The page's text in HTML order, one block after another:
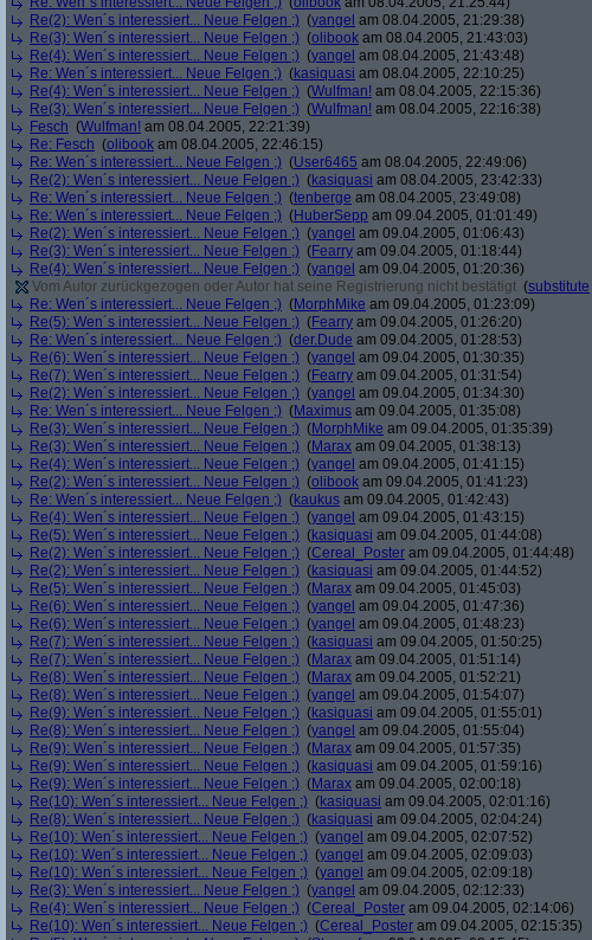
Re(2): Wen´s interessiert... Neue Felgen ;) (yangel am 08.04.2005, 21:29:38)
Re(3): Wen´s interessiert... Neue Felgen ;) (olibook am 08.04.2005, 21:43:03)
Re(4): Wen´s interessiert... Neue Felgen ;) (yangel am 08.04.2005, 21:43:48)
Re: Wen´s interessiert... Neue Felgen ;) (kasiquasi am 08.04.2005, 22:10:25)
Re(4): Wen´s interessiert... Neue Felgen ;) (Wulfman! am 08.04.2005, 22:15:36)
Re(3): Wen´s interessiert... Neue Felgen ;) (Wulfman! am 08.04.2005, 22:16:38)
Fesch (Wulfman! am 08.04.2005, 22:21:39)
Re: Fesch (olibook am 08.04.2005, 22:46:15)
Re: Wen´s interessiert... Neue Felgen ;) (User6465 am 08.04.2005, 22:49:06)
Re(2): Wen´s interessiert... Neue Felgen ;) (kasiquasi am 08.04.2005, 23:42:33)
Re: Wen´s interessiert... Neue Felgen ;) (tenberge am 08.04.2005, 23:49:08)
Re: Wen´s interessiert... Neue Felgen ;) (HuberSepp am 09.04.2005, 01:01:49)
Re(2): Wen´s interessiert... Neue Felgen ;) (yangel am 09.04.2005, 01:06:43)
Re(3): Wen´s interessiert... Neue Felgen ;) (Fearry am 09.04.2005, 01:18:44)
Re(4): Wen´s interessiert... Neue Felgen ;) (yangel am 09.04.2005, 01:20:36)
Vom Autor zurückgezogen oder Autor hat seine Registrierung nicht bestätigt (substitute
Re: Wen´s interessiert... Neue Felgen ;) (MorphMike am 09.04.2005, 01:23:09)
Re(5): Wen´s interessiert... Neue Felgen ;) (Fearry am 09.04.2005, 01:26:20)
Re: Wen´s interessiert... Neue Felgen ;) (der.Dude am 09.04.2005, 01:28:53)
Re(6): Wen´s interessiert... Neue Felgen ;) (yangel am 09.04.2005, 01:30:35)
Re(7): Wen´s interessiert... Neue Felgen ;) (Fearry am 09.04.2005, 01:31:54)
Re(2): Wen´s interessiert... Neue Felgen ;) (yangel am 09.04.2005, 01:34:30)
Re: Wen´s interessiert... Neue Felgen ;) (Maximus am 09.04.2005, 01:35:08)
Re(3): Wen´s interessiert... Neue Felgen ;) (MorphMike am 09.04.2005, 01:35:39)
Re(3): Wen´s interessiert... Neue Felgen ;) (Marax am 09.04.2005, 01:38:13)
Re(4): Wen´s interessiert... Neue Felgen ;) (yangel am 09.04.2005, 01:41:15)
Re(2): Wen´s interessiert... Neue Felgen ;) (olibook am 09.04.2005, 01:41:23)
Re: Wen´s interessiert... Neue Felgen ;) (kaukus am 09.04.2005, 01:42:43)
Re(4): Wen´s interessiert... Neue Felgen ;) (yangel am 09.04.2005, 01:43:15)
Re(5): Wen´s interessiert... Neue Felgen ;) (kasiquasi am 09.04.2005, 01:44:08)
Re(2): Wen´s interessiert... Neue Felgen ;) (Cereal_Poster am 09.04.2005, 01:44:48)
Re(2): Wen´s interessiert... Neue Felgen ;) (kasiquasi am 09.04.2005, 01:44:52)
Re(5): Wen´s interessiert... Neue Felgen ;) (Marax am 09.04.2005, 01:45:03)
Re(6): Wen´s interessiert... Neue Felgen ;) (yangel am 09.04.2005, 01:47:36)
Re(6): Wen´s interessiert... Neue Felgen ;) (yangel am 09.04.2005, 01:48:23)
Re(7): Wen´s interessiert... Neue Felgen ;) (kasiquasi am 09.04.2005, 01:50:25)
Re(7): Wen´s interessiert... Neue Felgen ;) (Marax am 09.04.2005, 01:51:14)
Re(8): Wen´s interessiert... Neue Felgen ;) (Marax am 09.04.2005, 01:52:21)
Re(8): Wen´s interessiert... Neue Felgen ;) (yangel am 09.04.2005, 01:54:07)
Re(9): Wen´s interessiert... Neue Felgen ;) (kasiquasi am 09.04.2005, 01:55:01)
Re(8): Wen´s interessiert... Neue Felgen ;) (yangel am 09.04.2005, 01:55:04)
Re(9): Wen´s interessiert... Neue Felgen ;) (Marax am 09.04.2005, 01:57:35)
Re(9): Wen´s interessiert... Neue Felgen ;) (kasiquasi am 09.04.2005, 01:59:16)
Re(9): Wen´s interessiert... Neue Felgen ;) (Marax am 09.04.2005, 02:00:18)
Re(10): Wen´s interessiert... Neue Felgen ;) (kasiquasi am 09.04.2005, 02:01:16)
Re(8): Wen´s interessiert... Neue Felgen ;) (kasiquasi am 09.04.2005, 02:04:24)
Re(10): Wen´s interessiert... Neue Felgen ;) (yangel am 09.04.2005, 02:07:52)
Re(10): Wen´s interessiert... Neue Felgen ;) (yangel am 09.04.2005, 02:09:03)
Re(10): Wen´s interessiert... Neue Felgen ;) (yangel am 09.04.2005, 02:09:18)
Re(3): Wen´s interessiert... Neue Felgen ;) (yangel am 09.04.2005, 02:12:33)
Re(4): Wen´s interessiert... Neue Felgen ;) (Cereal_Poster am 09.04.2005, 02:14:06)
Re(10): Wen´s interessiert... Neue Felgen ;) (Cereal_Poster am 09.04.2005, 02:15:35)